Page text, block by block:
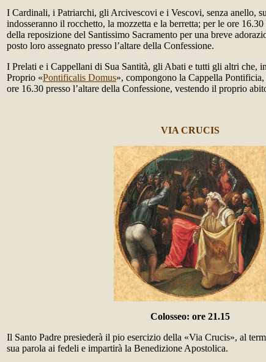
I Cardinali, i Patriarchi, gli Arcivescovi e i Vescovi, senza anello,
indosseranno il rocchetto, la mozzetta e la berretta; per le ore
della reposizione del Santissimo Sacramento per una breve
posto loro assegnato presso l’altare della Confessione.
I Prelati e i Cappellani di Sua Santità, gli Abati e tutti gli altri che,
Proprio «Pontificalis Domus», compongono la Cappella
ore 16.30 presso l’altare della Confessione, vestendo il proprio
VIA CRUCIS
Colosseo: ore 21.15
Il Santo Padre presiederà il pio esercizio della «Via Crucis», al
sua parola ai fedeli e impartirà la Benedizione Apostolica.